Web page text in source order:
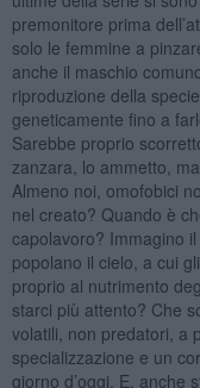
premonitore prima
solo le femmine a
anche il maschio
riproduzione della
geneticamente fino a
Sarebbe proprio
zanzara, lo ammetto,
Almeno noi, omofobici
nel creato? Quando è
capolavoro? Immagino
popolano il cielo, a cui
proprio al nutrimento
starci più attento? Che
volatili, non predatori, a
specializzazione e un
giorno d’oggi. E, anche